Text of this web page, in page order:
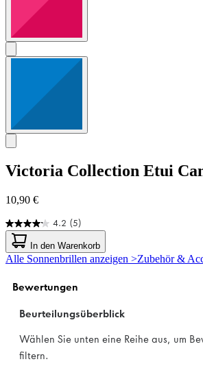
Victoria Collection Etui
10,90 €
4.2 (5)
4.2
von
5
Sternen.
Bewertungen
In den Warenkorb
Alle Sonnenbrillen anzeigen >Zubehör &